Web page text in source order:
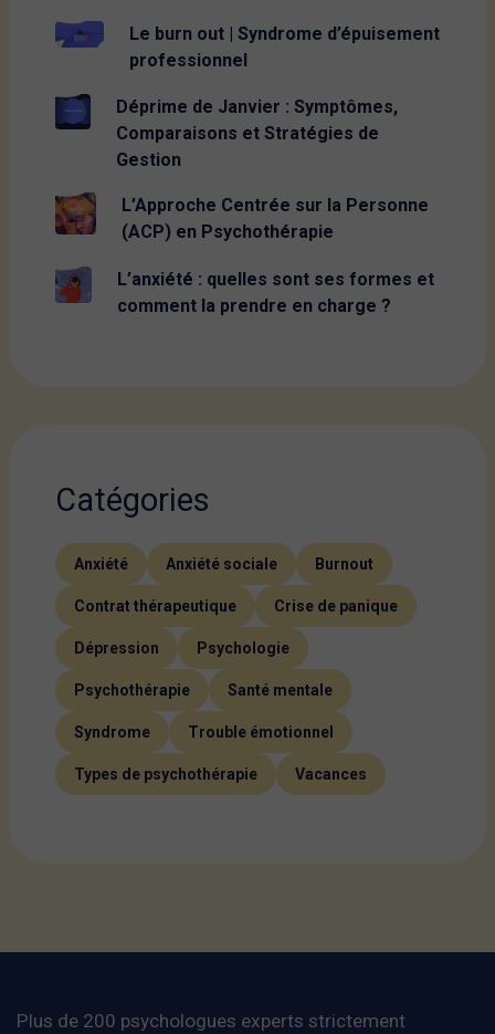
Le burn out | Syndrome d’épuisement
professionnel
Déprime de Janvier : Symptômes,
Comparaisons et Stratégies de
Gestion
L’Approche Centrée sur la Personne
(ACP) en Psychothérapie
L’anxiété : quelles sont ses formes et
comment la prendre en charge ?
Catégories
Anxiété Anxiété sociale Burnout
Contrat thérapeutique Crise de panique
Dépression Psychologie
Psychothérapie Santé mentale
Syndrome Trouble émotionnel
Types de psychothérapie Vacances
Plus de 200 psychologues experts strictement